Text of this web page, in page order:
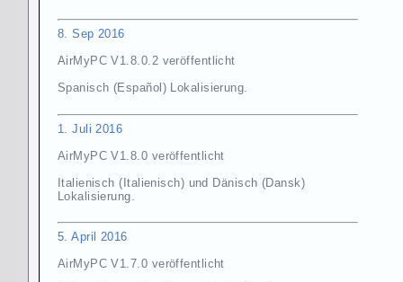
8. Sep 2016
AirMyPC V1.8.0.2 veröffentlicht
Spanisch (Español) Lokalisierung.
1. Juli 2016
AirMyPC V1.8.0 veröffentlicht
Italienisch (Italienisch) und Dänisch (Dansk)
Lokalisierung.
5. April 2016
AirMyPC V1.7.0 veröffentlicht